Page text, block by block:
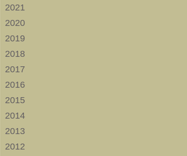
2021
2020
2019
2018
2017
2016
2015
2014
2013
2012